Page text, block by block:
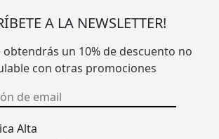
A LA NEWSLETTER!
un 10% de descuento no
con otras promociones
Alta